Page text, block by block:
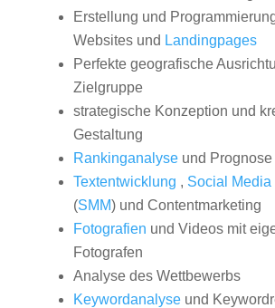
Erstellung und
Websites und Landingpages
Perfekte geografische
Zielgruppe
strategische Konzeption und
Gestaltung
Rankinganalyseund Prognose
Textentwicklung , Social Media
(SMM) und Contentmarketing
Fotografien und Videos mit
Fotografen
Analyse des Wettbewerbs
Keywordanalyseund